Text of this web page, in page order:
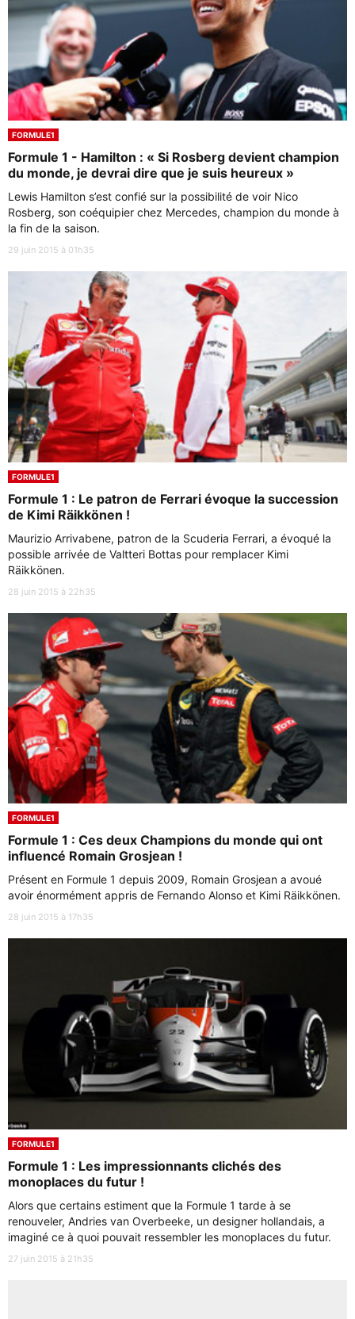
FORMULE1
Formule 1 - Hamilton : « Si Rosberg devient champion
du monde, je devrai dire que je suis heureux »
Lewis Hamilton s’est confié sur la possibilité de voir Nico
Rosberg, son coéquipier chez Mercedes, champion du monde à
la fin de la saison.
29 juin 2015 à 01h35
FORMULE1
Formule 1 : Le patron de Ferrari évoque la succession
de Kimi Räikkönen !
Maurizio Arrivabene, patron de la Scuderia Ferrari, a évoqué la
possible arrivée de Valtteri Bottas pour remplacer Kimi
Räikkönen.
28 juin 2015 à 22h35
FORMULE1
Formule 1 : Ces deux Champions du monde qui ont
influencé Romain Grosjean !
Présent en Formule 1 depuis 2009, Romain Grosjean a avoué
avoir énormément appris de Fernando Alonso et Kimi Räikkönen.
28 juin 2015 à 17h35
FORMULE1
Formule 1 : Les impressionnants clichés des
monoplaces du futur !
Alors que certains estiment que la Formule 1 tarde à se
renouveler, Andries van Overbeeke, un designer hollandais, a
imaginé ce à quoi pouvait ressembler les monoplaces du futur.
27 juin 2015 à 21h35